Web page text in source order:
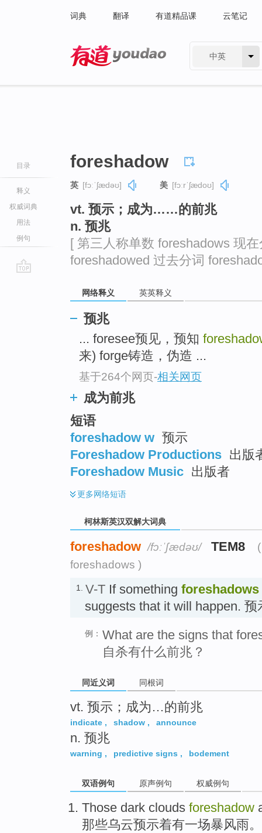
词典 翻译 有道精品课 云笔记
中英
目录
释义
权威词典
用法
例句
foreshadow
英 [fɔːˈʃædəʊ] 美 [fɔːrˈʃædoʊ]
vt. 预示；成为……的前兆
n. 预兆
[ 第三人称单数 foreshadows 现
foreshadowed 过去分词
网络释义 英英释义
预兆
... foresee预见，预知
来) forge铸造，伪造 ...
基于264个网页-相关网页
成为前兆
短语
foreshadow w 预示
Foreshadow Productions 出版
Foreshadow Music 出版者
更多网络短语
柯林斯英汉双解大词典
foreshadow /fɔːˈʃædəʊ/ TEM8
foreshadows )
1. V-T If something foreshadows
suggests that it will happen. 预
例： What are the signs that
自杀有什么前兆？
同近义词 同根词
vt. 预示；成为…的前兆
indicate , shadow , announce
n. 预兆
warning , predictive signs , bodement
双语例句 原声例句 权威例句
Those dark clouds foreshadow
那些乌云预示着有一场暴风雨。